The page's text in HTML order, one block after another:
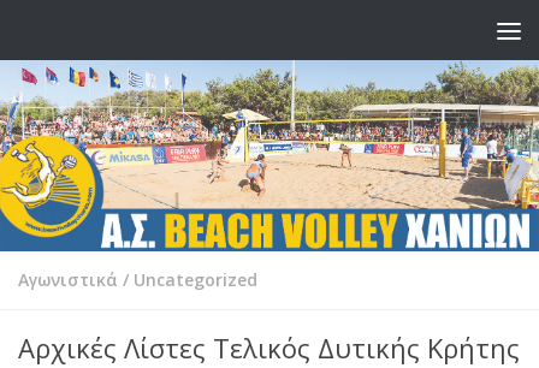
Αγωνιστικά / Uncategorized
Αρχικές Λίστες Τελικός Δυτικής Κρήτης